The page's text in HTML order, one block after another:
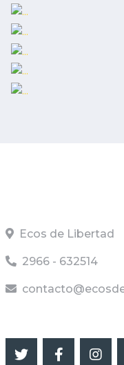
Ecos de Libertad
2966 - 632514